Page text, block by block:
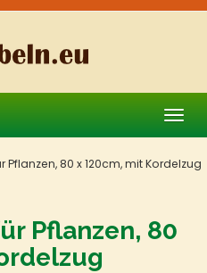
Pflanzen, 80 x 120cm, mit Kordelzug
Pflanzen, 80